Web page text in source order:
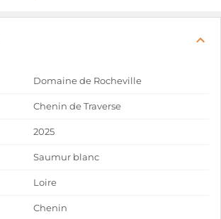
Domaine de Rocheville
Chenin de Traverse
2025
Saumur blanc
Loire
Chenin